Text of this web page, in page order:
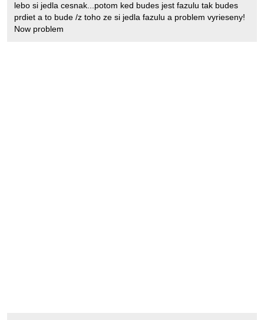
lebo si jedla cesnak...potom ked budes jest fazulu tak budes
prdiet a to bude /z toho ze si jedla fazulu a problem vyrieseny!
Now problem